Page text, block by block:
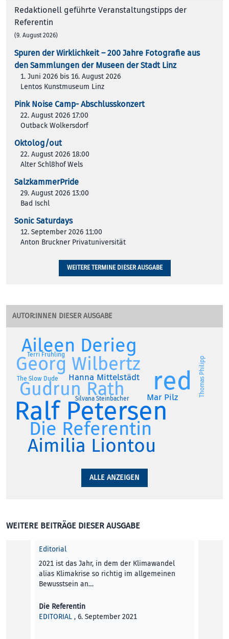
Redaktionell geführte Veranstaltungstipps der
Referentin
(9. August 2026)
Spuren der Wirklichkeit – 200 Jah­re Foto­gra­fie aus
den Samm­lun­gen der Muse­en der Stadt Linz
1. Juni 2026 bis 16. August 2026
Lentos Kunstmuseum Linz
Pink Noise Camp- Abschlusskonzert
22. August 2026 17:00
Outback Wolkersdorf
Oktolog/out
22. August 2026 18:00
Alter Schl8hof Wels
SalzkammerPride
29. August 2026 13:00
Bad Ischl
Sonic Saturdays
12. September 2026 11:00
Anton Bruckner Privatuniversität
WEITERE TERMINE DIESER AUSGABE
AUTOR:INNEN DIESER AUSGABE
Ralf Petersen
red
Aileen Derieg
Aimilia Liontou
Die Referentin
Georg Wilbertz
Gudrun Rath
Hanna Mittelstädt
Mar Pilz
Silvana Steinbacher
Terri Frühling
The Slow Dude Thomas Philipp
ALLE ANZEIGEN
WEITERE BEITRÄGE DIESER AUSGABE
Editorial
2021 ist das Jahr, in dem der Klimawandel
alias Klimakrise so richtig im allgemeinen
Bewusstsein an…
Die Referentin
EDITORIAL , 6. September 2021